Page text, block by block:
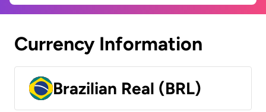
Currency Information
Brazilian Real (BRL)